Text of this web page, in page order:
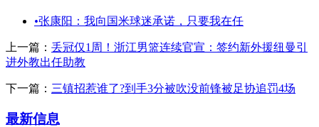
•张康阳：我向国米球迷承诺，只要我在任
上一篇： 丢冠仅1周！浙江男篮连续官宣：签约新外援纽曼引
进外教出任助教
下一篇： 三镇招惹谁了?到手3分被吹没前锋被足协追罚4场
最新信息